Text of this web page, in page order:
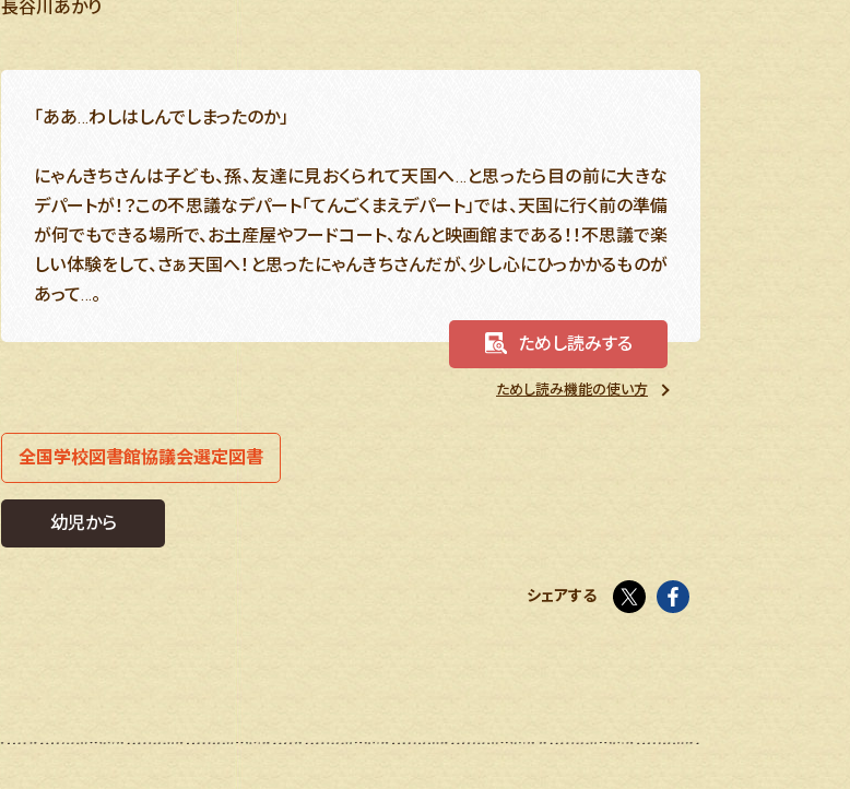
長谷川あかり
「ああ…わしはしんでしまったのか」
にゃんきちさんは子ども、孫、友達に見おくられて天国へ…と思ったら目の前に大きな
デパートが！？この不思議なデパート「てんごくまえデパート」では、天国に行く前の準備
が何でもできる場所で、お土産屋やフードコート、なんと映画館まである！！不思議で楽
しい体験をして、さぁ天国へ！と思ったにゃんきちさんだが、少し心にひっかかるものが
あって…。
ためし読みする
ためし読み機能の使い方
全国学校図書館協議会選定図書
幼児から
シェアする X facebook